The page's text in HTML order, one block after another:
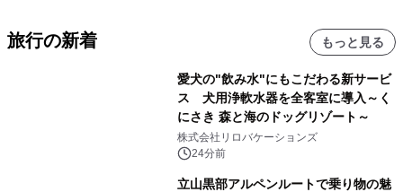
旅行の新着 もっと見る
愛犬の"飲み水"にもこだわる新サービ
ス 犬用浄軟水器を全客室に導入～く
にさき 森と海のドッグリゾート～
株式会社リロバケーションズ
24分前
立山黒部アルペンルートで乗り物の魅